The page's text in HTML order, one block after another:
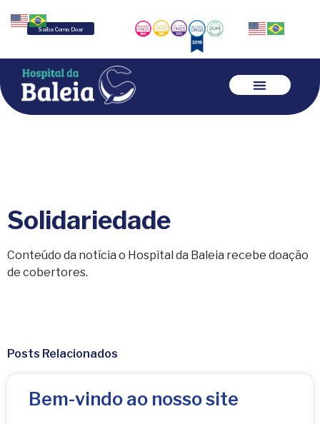
Saiba Como Doar
Solidariedade
Conteúdo da notícia o Hospital da Baleia recebe doação
de cobertores.
Posts Relacionados
Bem-vindo ao nosso site